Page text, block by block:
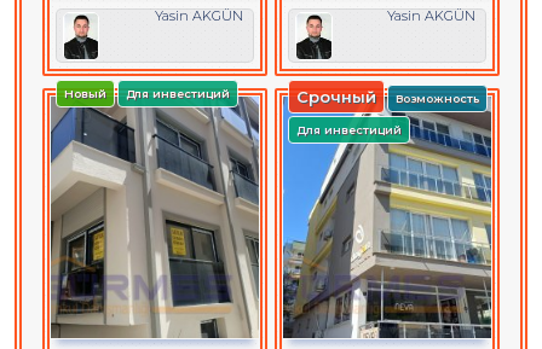
Yasin AKGÜN Yasin AKGÜN
Новый Для инвестиций Срочный Возможность
Для инвестиций